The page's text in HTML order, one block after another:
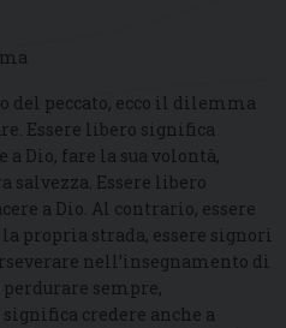
del peccato, ecco il dilemma
Essere libero significa
Dio, fare la sua volontà,
salvezza. Essere libero
a Dio. Al contrario, essere
propria strada, essere signori
nell’insegnamento di
sempre,
credere anche a